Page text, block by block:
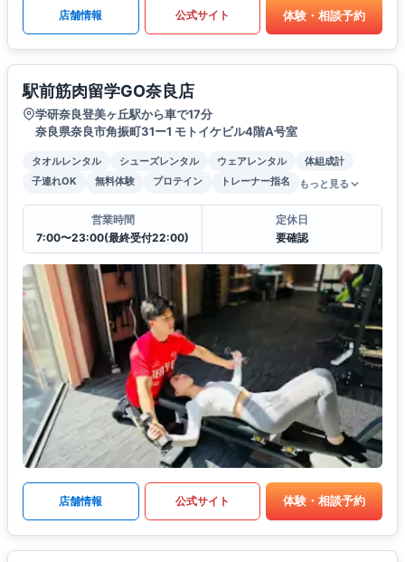
店舗情報 公式サイト 体験・相談予約
駅前筋肉留学GO奈良店
学研奈良登美ヶ丘駅から車で17分
奈良県奈良市角振町31ー1 モトイケビル4階A号室
タオルレンタル シューズレンタル ウェアレンタル
体組成計
子連れOK
無料体験 プロテイン トレーナー指名 もっと見る
営業時間
7:00〜23:00(最終受付22:00)
定休日
要確認
店舗情報 公式サイト 体験・相談予約